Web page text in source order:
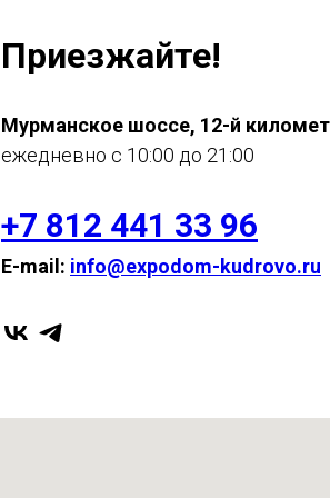
Приезжайте!
Мурманское шоссе, 12-й
ежедневно с 10:00 до 21:00
+7 812 441 33 96
E-mail: info@expodom-kudrovo.ru